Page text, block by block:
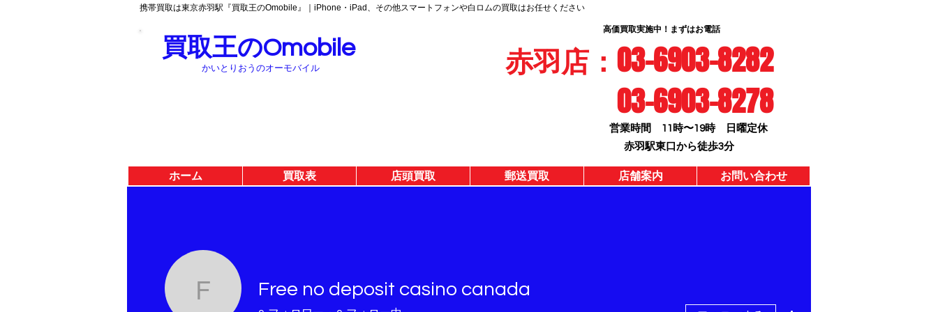
携帯買取は東京赤羽駅『買取王のOmobile』｜iPhone・iPad、その他スマートフォンや白ロムの買取はお任せください
買取王のOmobile
かいとりおうのオーモバイル
高価買取実施中！まずはお電話
赤羽店：03-6903-8282
03-6903-8278
営業時間 11時〜19時 日曜定休
赤羽駅東口から徒歩3分
ホーム 買取表 店頭買取 郵送買取 店舗案内 お問い合わせ
Free no deposit casino canada
Free no deposit casino canada